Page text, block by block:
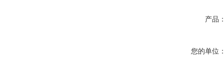
产品
您的单位